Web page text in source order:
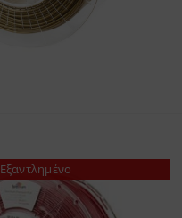
Εξαντλημένο